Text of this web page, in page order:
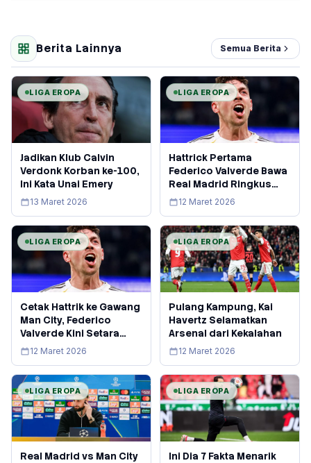
Berita Lainnya Semua Berita
LIGA EROPA
Jadikan Klub Calvin
Verdonk Korban ke-100,
Ini Kata Unai Emery
13 Maret 2026
LIGA EROPA
Hattrick Pertama
Federico Valverde Bawa
Real Madrid Ringkus
Manchester City
12 Maret 2026
LIGA EROPA
Cetak Hattrik ke Gawang
Man City, Federico
Valverde Kini Setara
Lionel Messi
12 Maret 2026
LIGA EROPA
Pulang Kampung, Kai
Havertz Selamatkan
Arsenal dari Kekalahan
12 Maret 2026
LIGA EROPA
Real Madrid vs Man City
LIGA EROPA
Ini Dia 7 Fakta Menarik